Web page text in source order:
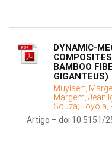
DYNAMIC-
BAMBOO
GIGANTEUS)
Muylaert,
Margem, Jean
Souza; Loyola,
Artigo – doi 10.5151/